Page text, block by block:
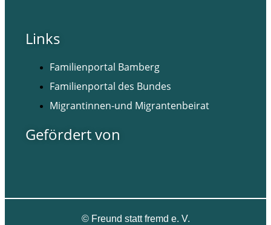
Links
Familienportal Bamberg
Familienportal des Bundes
Migrantinnen-und Migrantenbeirat
Gefördert von
©Freund statt fremd e. V.